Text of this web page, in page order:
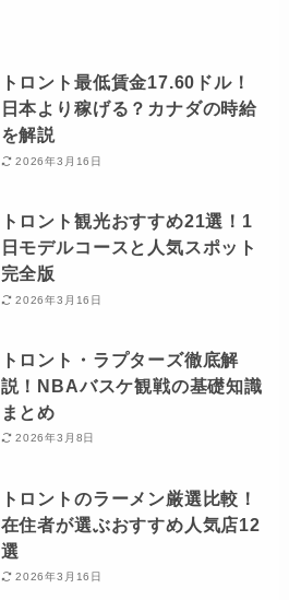
トロント最低賃金17.60ドル！
日本より稼げる？カナダの時給
を解説
2026年3月16日
トロント観光おすすめ21選！1
日モデルコースと人気スポット
完全版
2026年3月16日
トロント・ラプターズ徹底解
説！NBAバスケ観戦の基礎知識
まとめ
2026年3月8日
トロントのラーメン厳選比較！
在住者が選ぶおすすめ人気店12
選
2026年3月16日